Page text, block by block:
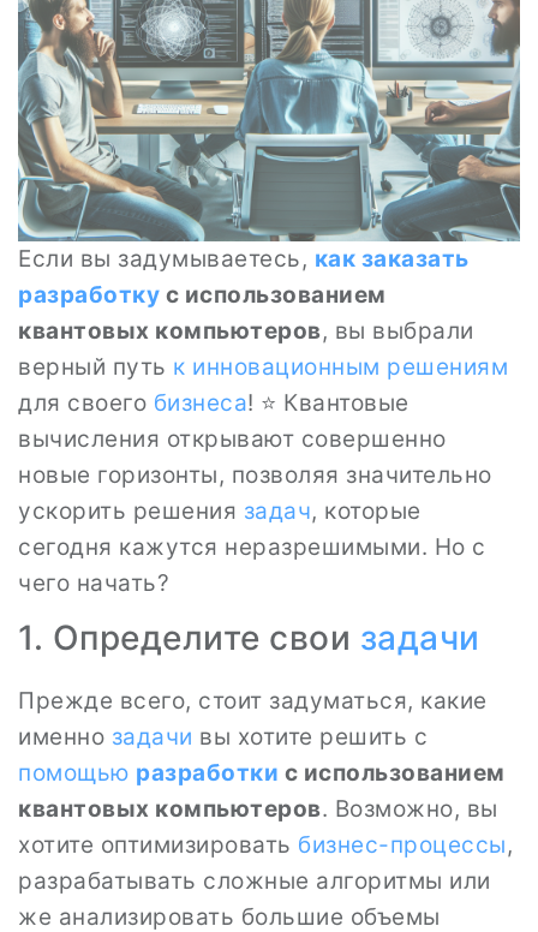
Если вы задумываетесь, как заказать
разработку с использованием
квантовых компьютеров, вы выбрали
верный путь к инновационным решениям
для своего бизнеса! ⭐ Квантовые
вычисления открывают совершенно
новые горизонты, позволяя значительно
ускорить решения задач, которые
сегодня кажутся неразрешимыми. Но с
чего начать?
1. Определите свои задачи
Прежде всего, стоит задуматься, какие
именно задачи вы хотите решить с
помощью разработки с использованием
квантовых компьютеров. Возможно, вы
хотите оптимизировать бизнес-процессы,
разрабатывать сложные алгоритмы или
же анализировать большие объемы